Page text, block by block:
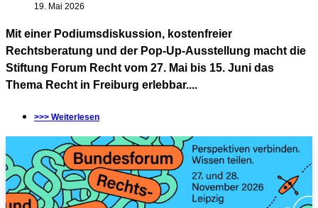
19. Mai 2026
Mit einer Podiumsdiskussion, kostenfreier
Rechtsberatung und der Pop-Up-Ausstellung macht die
Stiftung Forum Recht vom 27. Mai bis 15. Juni das
Thema Recht in Freiburg erlebbar....
>>> Weiterlesen